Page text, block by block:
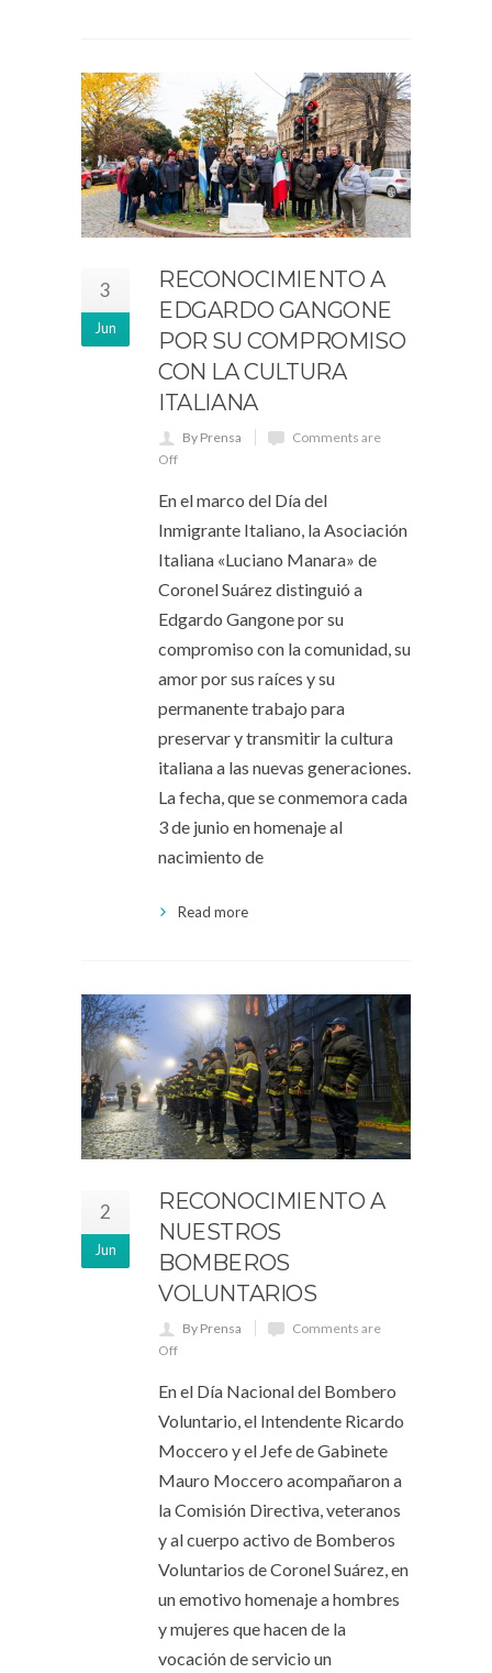
3
Jun
RECONOCIMIENTO A
EDGARDO GANGONE
POR SU COMPROMISO
CON LA CULTURA
ITALIANA
By Prensa
Comments are
Off
En el marco del Día del
Inmigrante Italiano, la Asociación
Italiana «Luciano Manara» de
Coronel Suárez distinguió a
Edgardo Gangone por su
compromiso con la comunidad, su
amor por sus raíces y su
permanente trabajo para
preservar y transmitir la cultura
italiana a las nuevas generaciones.
La fecha, que se conmemora cada
3 de junio en homenaje al
nacimiento de
Read more
2
Jun
RECONOCIMIENTO A
NUESTROS
BOMBEROS
VOLUNTARIOS
By Prensa
Comments are
Off
En el Día Nacional del Bombero
Voluntario, el Intendente Ricardo
Moccero y el Jefe de Gabinete
Mauro Moccero acompañaron a
la Comisión Directiva, veteranos
y al cuerpo activo de Bomberos
Voluntarios de Coronel Suárez, en
un emotivo homenaje a hombres
y mujeres que hacen de la
vocación de servicio un